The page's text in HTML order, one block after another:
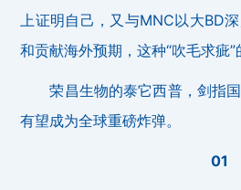
上证明自己，又与MNC以大BD
和贡献海外预期，这种“吹毛求疵”
荣昌生物的泰它西普，剑指
有望成为全球重磅炸弹。
01